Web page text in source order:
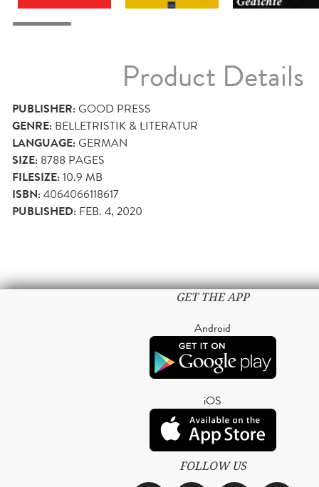
Product Details
PUBLISHER:GOOD PRESS
GENRE: BELLETRISTIK & LITERATUR
LANGUAGE:GERMAN
SIZE: 8788 PAGES
FILESIZE:10.9 MB
ISBN:4064066118617
PUBLISHED: FEB. 4, 2020
GET THE APP
Android
iOS
FOLLOW US